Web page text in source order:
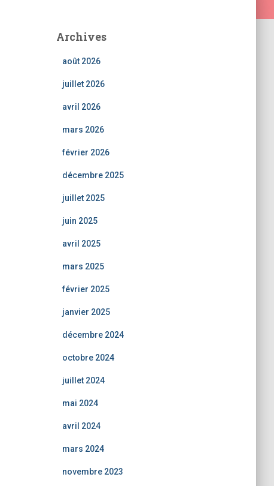
Archives
août 2026
juillet 2026
avril 2026
mars 2026
février 2026
décembre 2025
juillet 2025
juin 2025
avril 2025
mars 2025
février 2025
janvier 2025
décembre 2024
octobre 2024
juillet 2024
mai 2024
avril 2024
mars 2024
novembre 2023